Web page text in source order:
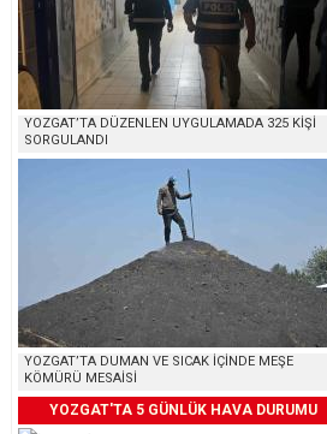
YOZGAT’TA DÜZENLEN UYGULAMADA 325 KİŞİ
SORGULANDI
YOZGAT’TA DUMAN VE SICAK İÇİNDE MEŞE
KÖMÜRÜ MESAİSİ
YOZGAT'TA 5 GÜNLÜK HAVA DURUMU